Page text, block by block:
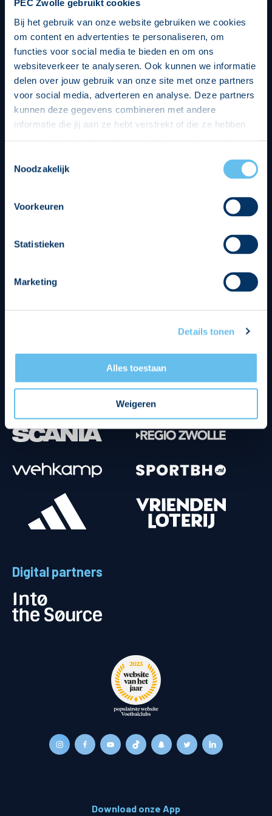
PEC Zwolle gebruikt cookies
Bij het gebruik van onze website gebruiken we cookies
om content en advertenties te personaliseren, om
functies voor social media te bieden en om ons
websiteverkeer te analyseren. Ook kunnen we informatie
delen over jouw gebruik van onze site met onze partners
voor social media, adverteren en analyse. Deze partners
kunnen deze gegevens combineren met andere
informatie die jij aan ze hebt verstrekt of die ze hebben
op een veilige en integere wijze. Je kunt je toestemming
beheren op de privacy- en cookieverklaring pagina.
Noodzakelijk
Voorkeuren
Statistieken
Marketing
Details tonen
Alles toestaan
Weigeren
Digital partners
Download onze App